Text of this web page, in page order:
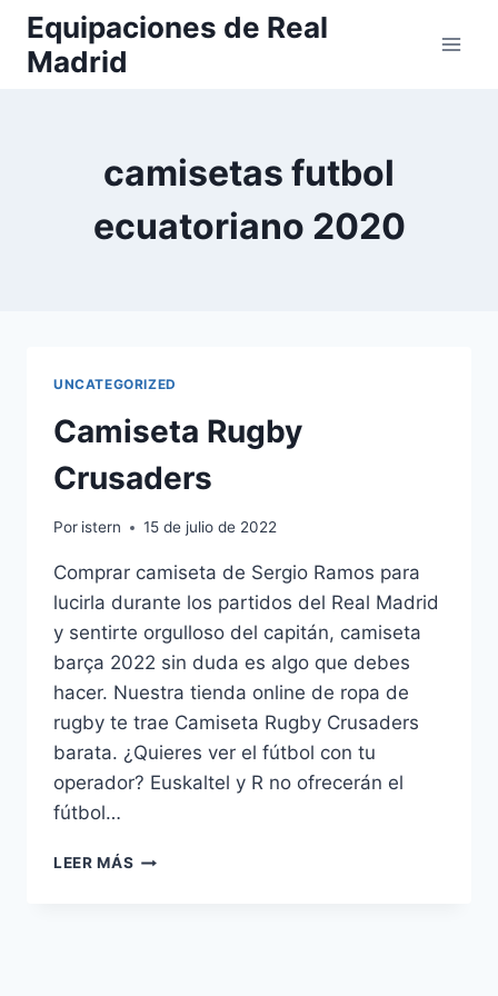
Saltar
contenido
Equipaciones de Real
Madrid
camisetas futbol
ecuatoriano 2020
UNCATEGORIZED
Camiseta Rugby
Crusaders
Por istern 15 de julio de 2022
Comprar camiseta de Sergio Ramos para
lucirla durante los partidos del Real Madrid
y sentirte orgulloso del capitán, camiseta
barça 2022 sin duda es algo que debes
hacer. Nuestra tienda online de ropa de
rugby te trae Camiseta Rugby Crusaders
barata. ¿Quieres ver el fútbol con tu
operador? Euskaltel y R no ofrecerán el
fútbol…
LEER MÁS CAMISETA